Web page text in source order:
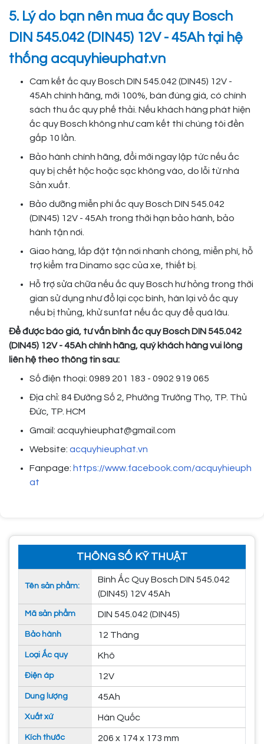
5. Lý do bạn nên mua ắc quy Bosch
DIN 545.042 (DIN45) 12V - 45Ah tại hệ
thống acquyhieuphat.vn
Cam kết ắc quy Bosch DIN 545.042 (DIN45) 12V -
45Ah chính hãng, mới 100%, bán đúng giá, có chính
sách thu ắc quy phế thải. Nếu khách hàng phát hiện
ắc quy Bosch không như cam kết thì chúng tôi đền
gấp 10 lần.
Bảo hành chính hãng, đổi mới ngay lập tức nếu ắc
quy bị chết hộc hoặc sạc không vào, do lỗi từ nhà
Sản xuất.
Bảo dưỡng miễn phí ắc quy Bosch DIN 545.042
(DIN45) 12V - 45Ah trong thời hạn bảo hành, bảo
hành tận nơi.
Giao hàng, lắp đặt tận nơi nhanh chóng, miễn phí, hỗ
trợ kiểm tra Dinamo sạc của xe, thiết bị.
Hỗ trợ sửa chữa nếu ắc quy Bosch hư hỏng trong thời
gian sử dụng như đổ lại cọc bình, hàn lại vỏ ắc quy
nếu bị thủng, khử sunfat nếu ắc quy để quá lâu.
Để được báo giá, tư vấn bình ắc quy Bosch DIN 545.042
(DIN45) 12V - 45Ahchính hãng, quý khách hàng vui lòng
liên hệ theo thông tin sau:
Số điện thoại: 0989 201 183 - 0902 919 065
Địa chỉ: 84 Đường Số 2, Phường Trường Thọ, TP. Thủ
Đức, TP. HCM
Gmail: acquyhieuphat@gmail.com
Website: acquyhieuphat.vn
Fanpage: https://www.facebook.com/acquyhieuph
at
THÔNG SỐ KỸ THUẬT
Tên sản phẩm:
Bình Ắc Quy Bosch DIN 545.042
(DIN45) 12V 45Ah
Mã sản phẩm DIN 545.042 (DIN45)
Bảo hành 12 Tháng
Loại Ắc quy Khô
Điện áp 12V
Dung lượng 45Ah
Xuất xứ Hàn Quốc
Kích thước 206 x 174 x 173 mm